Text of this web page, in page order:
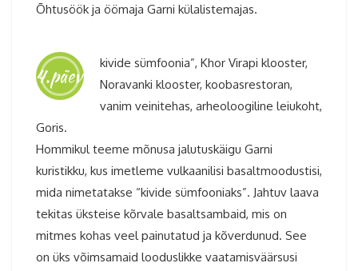
Õhtusöök ja öömaja Garni külalistemajas.
4.päev
kivide sümfoonia”, Khor Virapi klooster,
Noravanki klooster, koobasrestoran,
vanim veinitehas, arheoloogiline leiukoht,
Goris.
Hommikul teeme mõnusa jalutuskäigu Garni
kuristikku, kus imetleme vulkaanilisi basaltmoodustisi,
mida nimetatakse “kivide sümfooniaks”. Jahtuv laava
tekitas üksteise kõrvale basaltsambaid, mis on
mitmes kohas veel painutatud ja kõverdunud. See
on üks võimsamaid looduslikke vaatamisväärsusi